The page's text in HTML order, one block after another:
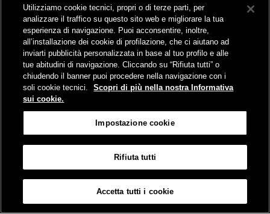
Servizi per aeroporti
Servizi di noleggio con conducente
Servizio di navigazione sul Lago Trasimeno
News e comunicati stampa
Comunicati stampa
Busitalia – Sita Nord
, Gruppo FS Italiane, è attiva nei servizi di
trasporto locale in Italia ed all'estero, che gestisce direttamente o
attraverso società controllate.
Viale Fratelli Rosselli, 80 - 50123 Firenze
© Gruppo FS Italiane 2019
Protezione dati personali
Partita Iva Busitalia - Sita Nord S.r.l. 06473721006
Utilizziamo cookie tecnici, propri o di terze parti, per
analizzare il traffico su questo sito web e migliorare la tua
esperienza di navigazione. Puoi acconsentire, inoltre,
all’installazione dei cookie di profilazione, che ci aiutano ad
inviarti pubblicità personalizzata in base al tuo profilo e alle
tue abitudini di navigazione. Cliccando su “Rifiuta tutti” o
chiudendo il banner puoi procedere nella navigazione con i
soli cookie tecnici.
Scopri di più nella nostra Informativa
sui cookie.
Impostazione cookie
Rifiuta tutti
Accetta tutti i cookie